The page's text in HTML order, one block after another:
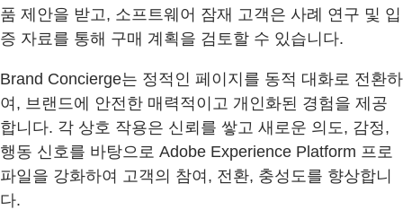
품 제안을 받고, 소프트웨어 잠재 고객은 사례 연구 및 입
증 자료를 통해 구매 계획을 검토할 수 있습니다.
Brand Concierge는 정적인 페이지를 동적 대화로 전환하
여, 브랜드에 안전한 매력적이고 개인화된 경험을 제공
합니다. 각 상호 작용은 신뢰를 쌓고 새로운 의도, 감정,
행동 신호를 바탕으로 Adobe Experience Platform 프로
파일을 강화하여 고객의 참여, 전환, 충성도를 향상합니
다.